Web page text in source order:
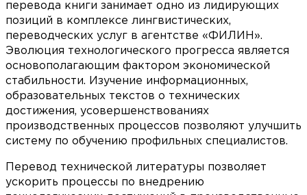
перевода книги занимает одно из лидирующих
позиций в комплексе лингвистических,
переводческих услуг в агентстве «ФИЛИН».
Эволюция технологического прогресса является
основополагающим фактором экономической
стабильности. Изучение информационных,
образовательных текстов о технических
достижения, усовершенствованиях
производственных процессов позволяют улучшить
систему по обучению профильных специалистов.
Перевод технической литературы позволяет
ускорить процессы по внедрению